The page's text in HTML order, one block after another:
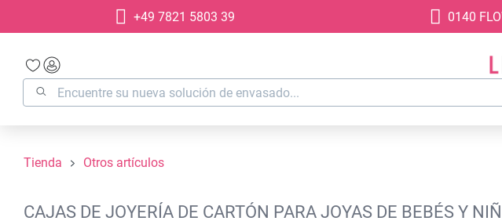
Saltar a la navegación principal
+49 7821 5803 39 0140
Tienda Otros artículos
CAJAS DE JOYERÍA DE CARTÓN PARA JOYAS DE BEBÉS Y